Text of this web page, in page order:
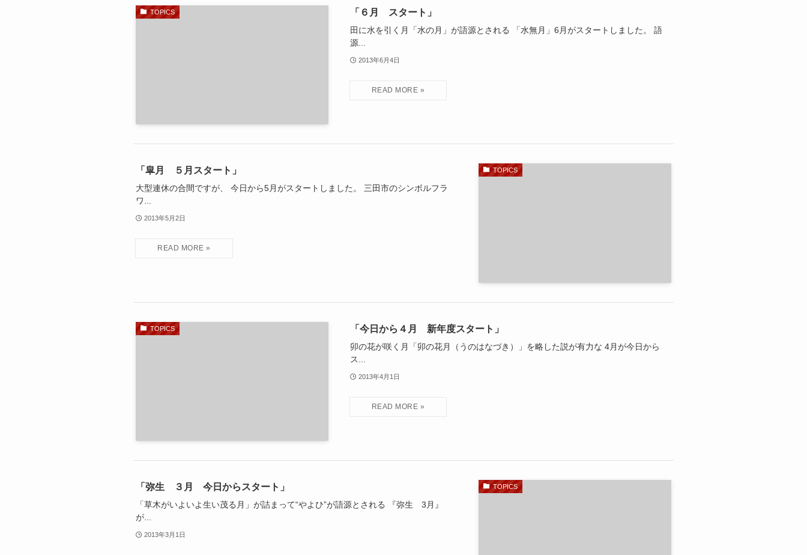
TOPICS 「６月 スタート」
田に水を引く月「水の月」が語源とされる 「水無月」6月がスタートしました。 語
源...
2013年6月4日
TOPICS
「皐月 ５月スタート」
大型連休の合間ですが、 今日から5月がスタートしました。 三田市のシンボルフラ
ワ...
2013年5月2日
TOPICS 「今日から４月 新年度スタート」
卯の花が咲く月「卯の花月（うのはなづき）」を略した説が有力な 4月が今日から
ス...
2013年4月1日
TOPICS
「弥生 ３月 今日からスタート」
「草木がいよいよ生い茂る月」が詰まって“やよひ”が語源とされる 『弥生 3月』
が...
2013年3月1日